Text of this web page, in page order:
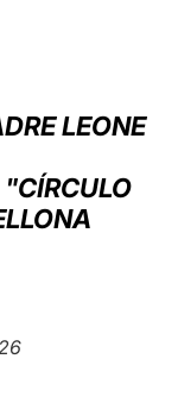
العربيّة
中文
LATINE
LEONE